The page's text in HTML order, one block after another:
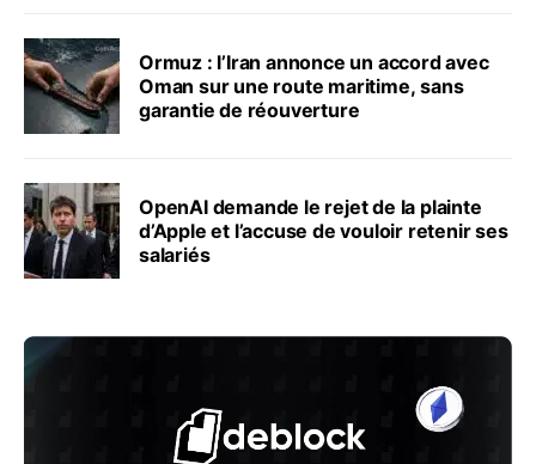
Ormuz : l’Iran annonce un accord avec
Oman sur une route maritime, sans
garantie de réouverture
OpenAI demande le rejet de la plainte
d’Apple et l’accuse de vouloir retenir ses
salariés